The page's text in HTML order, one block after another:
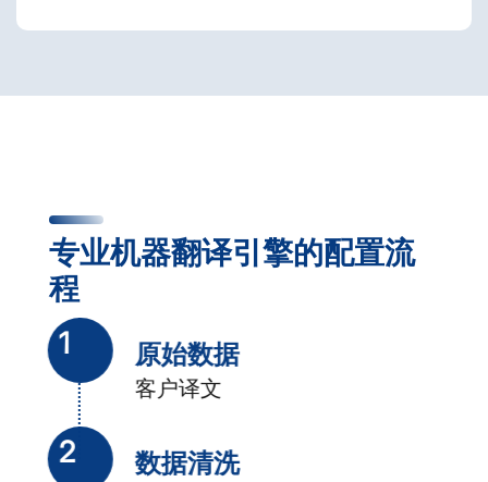
专业机器翻译引擎的配置流
程
1 原始数据
客户译文
2 数据清洗